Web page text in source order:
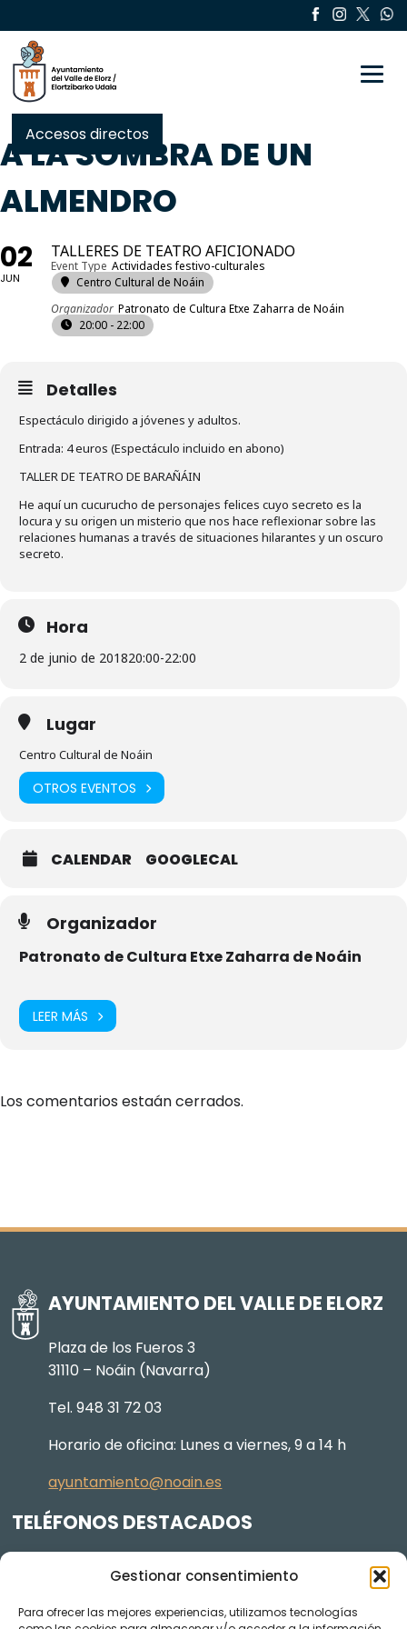
Gestionar consentimiento
Para ofrecer las mejores experiencias, utilizamos tecnologías
Accesos directos
A LA SOMBRA DE UN
ALMENDRO
02
JUN
TALLERES DE TEATRO AFICIONADO
Event Type Actividades festivo-culturales
Centro Cultural de Noáin
Organizador Patronato de Cultura Etxe Zaharra de Noáin
20:00 - 22:00
Detalles
Espectáculo dirigido a jóvenes y adultos.
Entrada: 4 euros (Espectáculo incluido en abono)
TALLER DE TEATRO DE BARAÑÁIN
He aquí un cucurucho de personajes felices cuyo secreto es la
locura y su origen un misterio que nos hace reflexionar sobre las
relaciones humanas a través de situaciones hilarantes y un oscuro
secreto.
Hora
2 de junio de 201820:00-22:00
Lugar
Centro Cultural de Noáin
OTROS EVENTOS
CALENDAR GOOGLECAL
Organizador
Patronato de Cultura Etxe Zaharra de Noáin
LEER MÁS
Los comentarios estaán cerrados.
AYUNTAMIENTO DEL VALLE DE ELORZ
Plaza de los Fueros 3
31110 – Noáin (Navarra)
Tel. 948 31 72 03
Horario de oficina: Lunes a viernes, 9 a 14 h
ayuntamiento@noain.es
TELÉFONOS DESTACADOS
605 834 045
948 368 156